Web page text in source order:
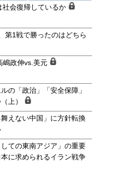
会復帰しているか
第1戦で勝ったのはどちら
嶋政伸vs.美元
の「政治」「安全保障」
上）
舞えない中国」に方針転換
しての東南アジア」の重要
に求められるイラン戦争